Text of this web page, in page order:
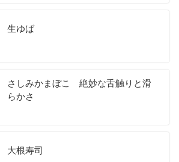
生ゆば
さしみかまぼこ 絶妙な舌触りと滑
らかさ
大根寿司